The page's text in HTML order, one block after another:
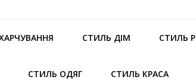
СТИЛЬ ДІМ СТИЛЬ
СТИЛЬ ОДЯГ СТИЛЬ КРАСА